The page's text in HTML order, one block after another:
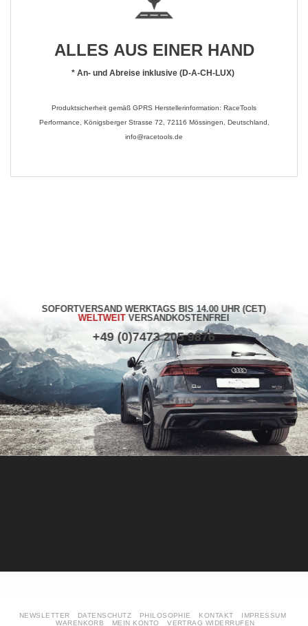
ALLES AUS EINER HAND
* An- und Abreise inklusive (D-A-CH-LUX)
Produktsicherheit gemäß GPRS Herstellerinformation: RaceTools
Performance, Königsberger Strasse 72, 72116 Mössingen, Deutschland,
info@racetools.de
SOFORTVERSAND WERKTAGS BIS 14.00 UHR (CET)
WELTWEITVERSANDKOSTENFREI
+49 (0)7473 205 9876
NEWSLETTER DATENSCHUTZ PHILOSOPHIE KONTAKT
IMPRESSUM
WARENKORB
MEIN KONTO VERTRAG WIDERRUFEN